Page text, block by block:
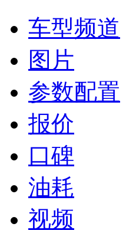
车型频道
图片
参数配置
报价
口碑
油耗
视频